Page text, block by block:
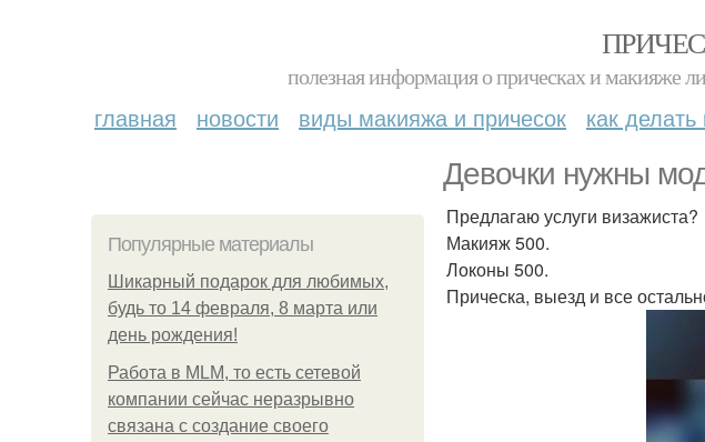
полезная информация о прическах и макияже
главная новости виды макияжа и причесок как
Девочки нужны
Популярные материалы
Шикарный подарок для любимых,
будь то 14 февраля, 8 марта или
день рождения!
Работа в MLM, то есть сетевой
компании сейчас неразрывно
связана с создание своего
Предлагаю услуги визажиста?
Макияж 500.
Локоны 500.
Прическа, выезд и все